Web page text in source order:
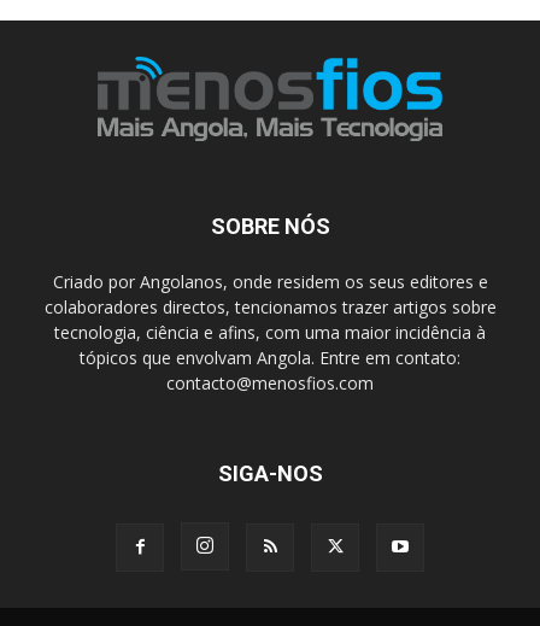
SOBRE NÓS
Criado por Angolanos, onde residem os seus editores e
colaboradores directos, tencionamos trazer artigos sobre
tecnologia, ciência e afins, com uma maior incidência à
tópicos que envolvam Angola. Entre em contato:
contacto@menosfios.com
SIGA-NOS